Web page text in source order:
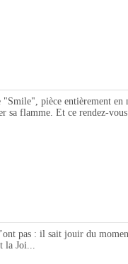
pièce entièrement en
sa flamme. Et ce rendez-
pas : il sait jouir du
la Joi...